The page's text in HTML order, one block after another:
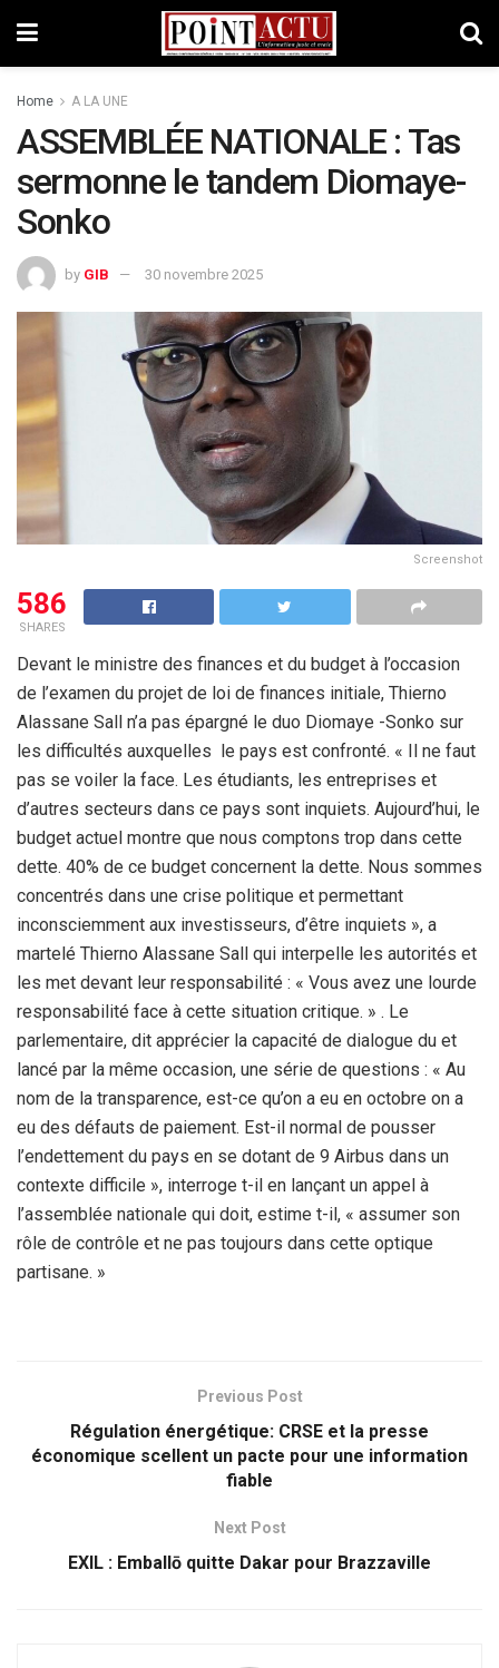
Home A LA UNE
ASSEMBLÉE NATIONALE : Tas
sermonne le tandem Diomaye-
Sonko
by GIB 30 novembre 2025
Screenshot
586
SHARES
Devant le ministre des finances et du budget à l’occasion
de l’examen du projet de loi de finances initiale, Thierno
Alassane Sall n’a pas épargné le duo Diomaye -Sonko sur
les difficultés auxquelles le pays est confronté. « Il ne faut
pas se voiler la face. Les étudiants, les entreprises et
d’autres secteurs dans ce pays sont inquiets. Aujourd’hui, le
budget actuel montre que nous comptons trop dans cette
dette. 40% de ce budget concernent la dette. Nous sommes
concentrés dans une crise politique et permettant
inconsciemment aux investisseurs, d’être inquiets », a
martelé Thierno Alassane Sall qui interpelle les autorités et
les met devant leur responsabilité : « Vous avez une lourde
responsabilité face à cette situation critique. » . Le
parlementaire, dit apprécier la capacité de dialogue du et
lancé par la même occasion, une série de questions : « Au
nom de la transparence, est-ce qu’on a eu en octobre on a
eu des défauts de paiement. Est-il normal de pousser
l’endettement du pays en se dotant de 9 Airbus dans un
contexte difficile », interroge t-il en lançant un appel à
l’assemblée nationale qui doit, estime t-il, « assumer son
rôle de contrôle et ne pas toujours dans cette optique
partisane. »
Previous Post
Régulation énergétique: CRSE et la presse
économique scellent un pacte pour une information
fiable
Next Post
EXIL : Emballō quitte Dakar pour Brazzaville